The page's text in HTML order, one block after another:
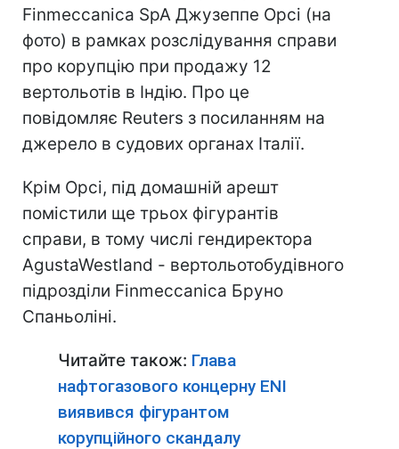
Finmeccanica SpA Джузеппе Орсі (на
фото) в рамках розслідування справи
про корупцію при продажу 12
вертольотів в Індію. Про це
повідомляє Reuters з посиланням на
джерело в судових органах Італії.
Крім Орсі, під домашній арешт
помістили ще трьох фігурантів
справи, в тому числі гендиректора
AgustaWestland - вертольотобудівного
підрозділи Finmeccanica Бруно
Спаньоліні.
Читайте також: Глава
нафтогазового концерну ENI
виявився фігурантом
корупційного скандалу